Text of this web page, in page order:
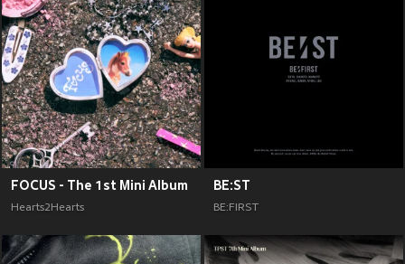
FOCUS - The 1st Mini Album
Hearts2Hearts
BE:ST
BE:FIRST